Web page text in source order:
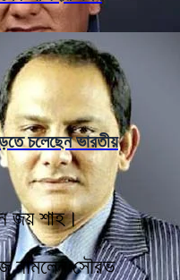
চলেছেন ভারতীয়
জয় শাহ।
নামলেন সৌরভ